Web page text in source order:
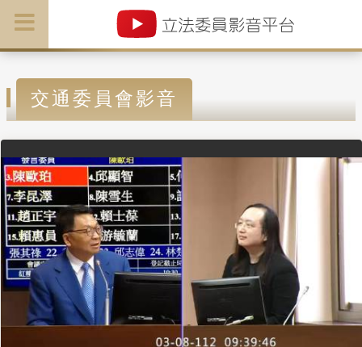
交通委員會影音